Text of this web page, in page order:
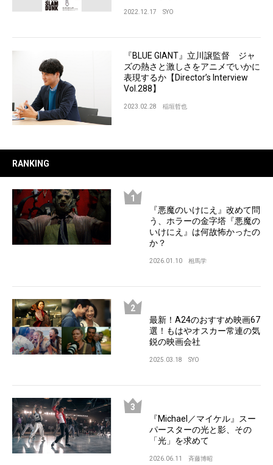
2022.12.17 SYO
『BLUE GIANT』立川譲監督 ジャ
ズの熱さと激しさをアニメでいかに
表現するか【Director’s Interview
Vol.288】
2023.02.28 稲垣哲也
RANKING
『悪魔のいけにえ』改めて問
う、ホラーの金字塔『悪魔の
いけにえ』は何故怖かったの
か？
2026.01.10 相馬学
最新！A24のおすすめ映画67
選！もはやオスカー常連の気
鋭の映画会社
2025.03.18 SYO
『Michael／マイケル』スー
パースターの光と影、その
「光」を求めて
2026.06.11 斉藤博昭